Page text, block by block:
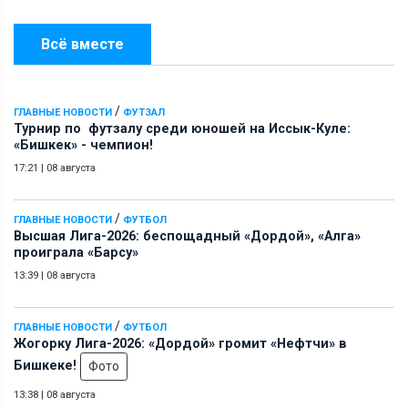
Всё вместе
ГЛАВНЫЕ НОВОСТИ / ФУТЗАЛ
Турнир по футзалу среди юношей на Иссык-Куле:
«Бишкек» - чемпион!
17:21 | 08 августа
ГЛАВНЫЕ НОВОСТИ / ФУТБОЛ
Высшая Лига-2026: беспощадный «Дордой», «Алга»
проиграла «Барсу»
13:39 | 08 августа
ГЛАВНЫЕ НОВОСТИ / ФУТБОЛ
Жогорку Лига-2026: «Дордой» громит «Нефтчи» в
Бишкеке!
Фото
13:38 | 08 августа